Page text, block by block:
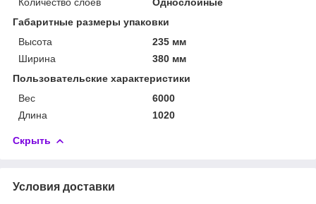
Габаритные размеры упаковки
Высота
235 мм
Ширина
380 мм
Пользовательские характеристики
Вес
6000
Длина
1020
Скрыть
Условия доставки